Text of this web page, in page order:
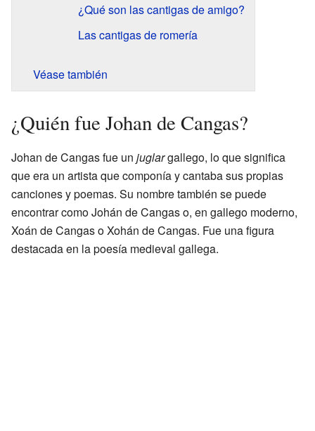
¿Qué son las cantigas de amigo?
Las cantigas de romería
Véase también
¿Quién fue Johan de Cangas?
Johan de Cangas fue un juglargallego, lo que significa
que era un artista que componía y cantaba sus propias
canciones y poemas. Su nombre también se puede
encontrar como Johán de Cangas o, en gallego moderno,
Xoán de Cangas o Xohán de Cangas. Fue una figura
destacada en la poesía medieval gallega.